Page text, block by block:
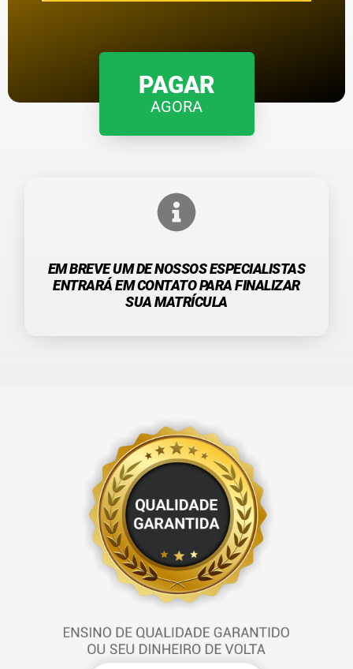
PAGAR
AGORA
EM BREVE UM DE NOSSOS ESPECIALISTAS
ENTRARÁ EM CONTATO PARA FINALIZAR
SUA MATRÍCULA